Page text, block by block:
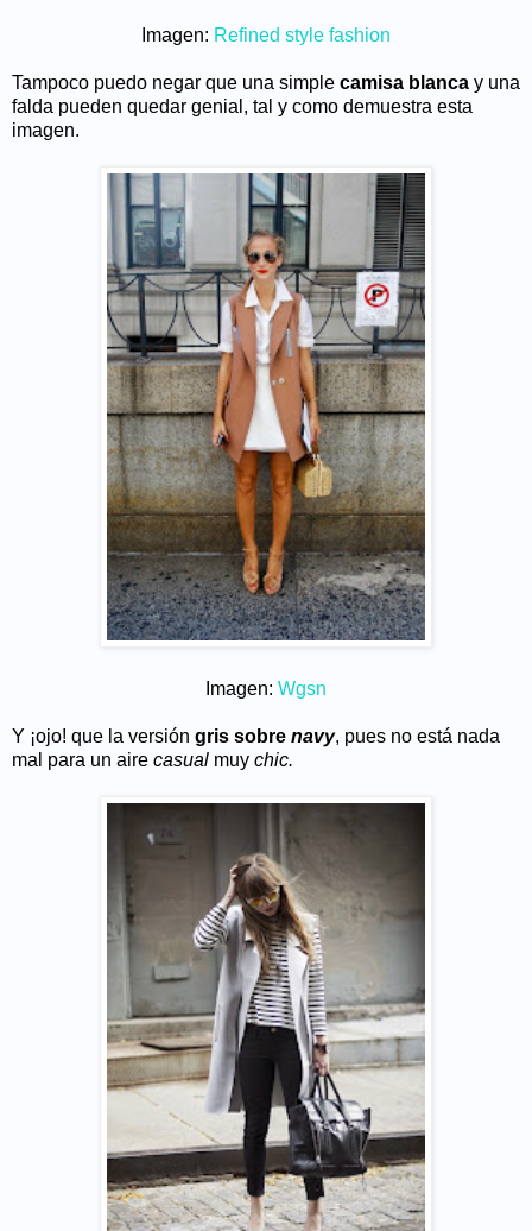
Imagen: Refined style fashion
Tampoco puedo negar que una simple camisa blanca y una
falda pueden quedar genial, tal y como demuestra esta
imagen.
Imagen: Wgsn
Y ¡ojo! que la versión gris sobre navy, pues no está nada
mal para un aire casual muy chic.